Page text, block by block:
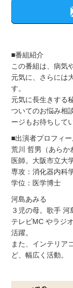
■番組紹介
この番組は、病気
元気に、さらには
す。
元気に長生きする
ついてのお悩み相
ージもお待ちして
■出演者プロフィ
荒川 哲男（あらか
医師。大阪市立大
専攻：消化器内科
学位：医学博士
河島あみる
３児の母。歌手 河
テレビMC やラジ
活躍。
また、インテリア
ど、幅広く活動。